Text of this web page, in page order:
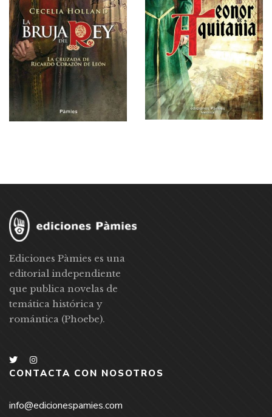
Ediciones Pàmies es una
editorial independiente
que publica novelas de
temática histórica y
romántica (Phoebe).
CONTACTA CON NOSOTROS
info@edicionespamies.com